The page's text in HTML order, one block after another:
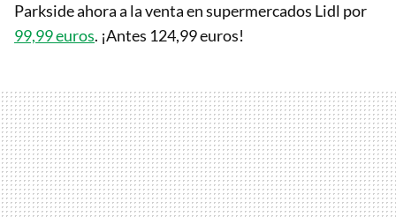
Parkside ahora a la venta en supermercados Lidl por
99,99 euros. ¡Antes 124,99 euros!